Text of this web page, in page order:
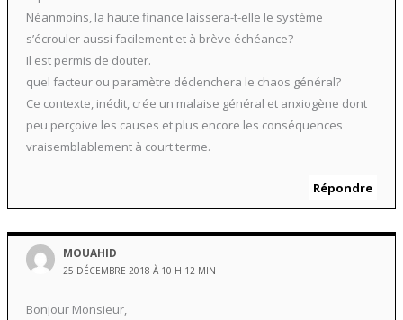
Néanmoins, la haute finance laissera-t-elle le système
s’écrouler aussi facilement et à brève échéance?
Il est permis de douter.
quel facteur ou paramètre déclenchera le chaos général?
Ce contexte, inédit, crée un malaise général et anxiogène dont
peu perçoive les causes et plus encore les conséquences
vraisemblablement à court terme.
Répondre
MOUAHID
25 DÉCEMBRE 2018 À 10 H 12 MIN
Bonjour Monsieur,